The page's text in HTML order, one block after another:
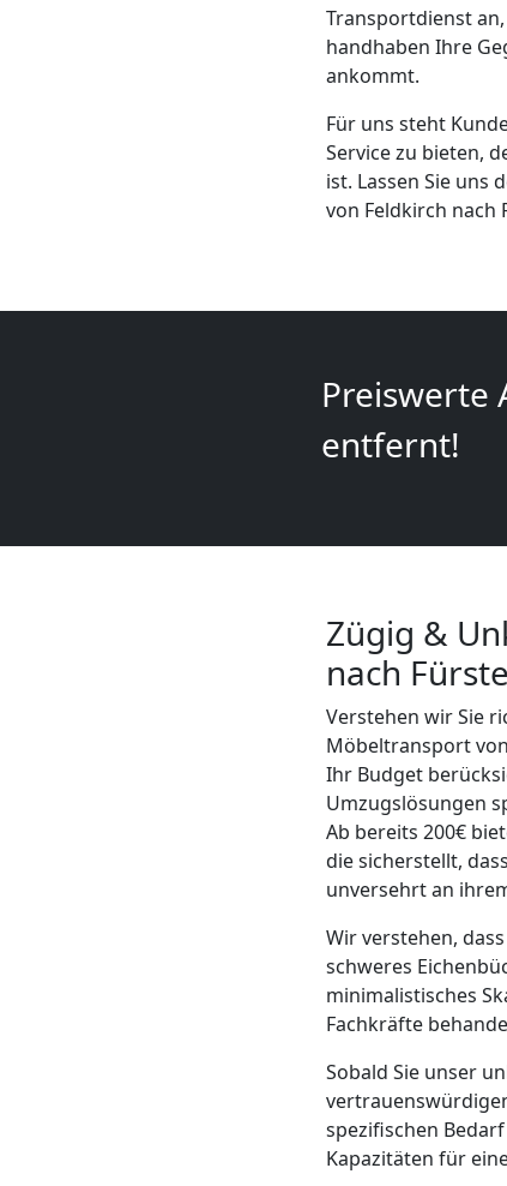
Transportdienst
handhaben Ihre
ankommt.
Für uns steht
Service zu bieten,
ist. Lassen Sie uns
von Feldkirch nach
Preiswerte
entfernt!
Zügig &
nach
Verstehen wir Sie
Möbeltransport
Ihr Budget
Umzugslösungen
Ab bereits 200€
die sicherstellt,
unversehrt an
Wir verstehen,
schweres
minimalistisches
Fachkräfte
Sobald Sie unser
spezifischen
Kapazitäten für
Feldkirch
Umzug